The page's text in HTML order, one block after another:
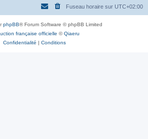
Fuseau horaire sur UTC+02:00
phpBB® Forum Software © phpBB Limited
française officielle ©Qiaeru
Confidentialité | Conditions